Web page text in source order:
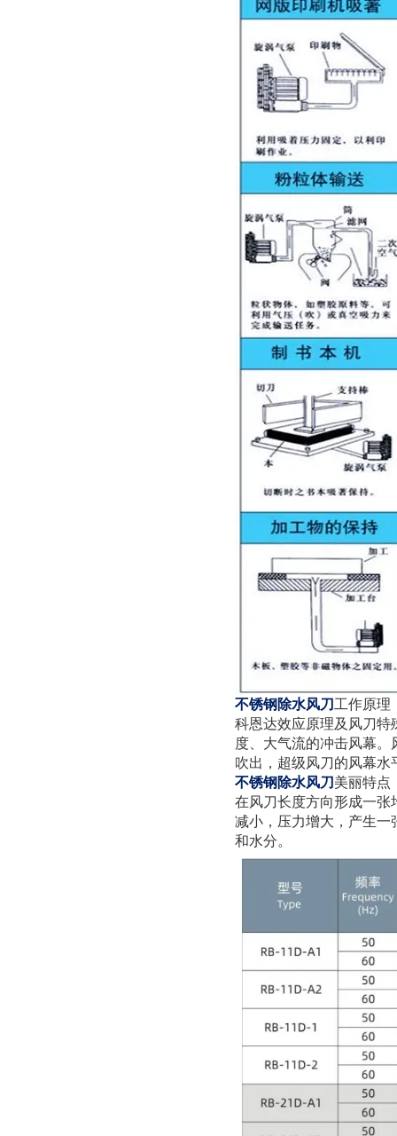
不锈钢除水风刀 工作原理
科恩达效应原理及风刀特
度、大气流的冲击风幕
吹出，超级风刀的风幕水
不锈钢除水风刀 美丽特点
在风刀长度方向形成一张
减小，压力增大，产生一
和水分。